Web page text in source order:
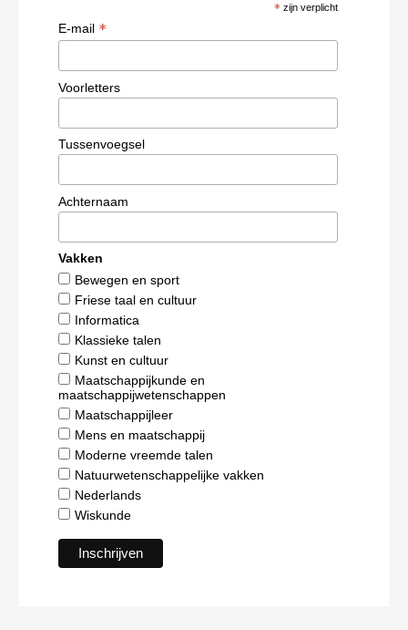
* zijn verplicht
E-mail *
Voorletters
Tussenvoegsel
Achternaam
Vakken
Bewegen en sport
Friese taal en cultuur
Informatica
Klassieke talen
Kunst en cultuur
Maatschappijkunde en
maatschappijwetenschappen
Maatschappijleer
Mens en maatschappij
Moderne vreemde talen
Natuurwetenschappelijke vakken
Nederlands
Wiskunde